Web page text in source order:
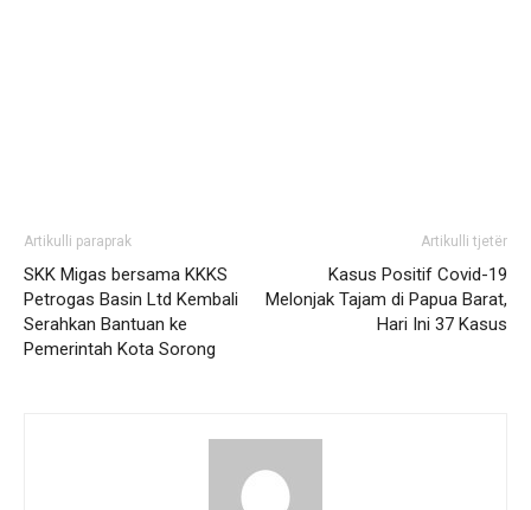
Artikulli paraprak
SKK Migas bersama KKKS
Petrogas Basin Ltd Kembali
Serahkan Bantuan ke
Pemerintah Kota Sorong
Artikulli tjetër
Kasus Positif Covid-19
Melonjak Tajam di Papua Barat,
Hari Ini 37 Kasus